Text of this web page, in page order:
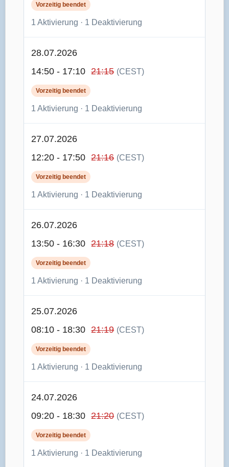
Vorzeitig beendet
1 Aktivierung · 1 Deaktivierung
28.07.2026
14:50 - 17:10 21:15 (CEST)
Vorzeitig beendet
1 Aktivierung · 1 Deaktivierung
27.07.2026
12:20 - 17:50 21:16 (CEST)
Vorzeitig beendet
1 Aktivierung · 1 Deaktivierung
26.07.2026
13:50 - 16:30 21:18 (CEST)
Vorzeitig beendet
1 Aktivierung · 1 Deaktivierung
25.07.2026
08:10 - 18:30 21:19 (CEST)
Vorzeitig beendet
1 Aktivierung · 1 Deaktivierung
24.07.2026
09:20 - 18:30 21:20 (CEST)
Vorzeitig beendet
1 Aktivierung · 1 Deaktivierung